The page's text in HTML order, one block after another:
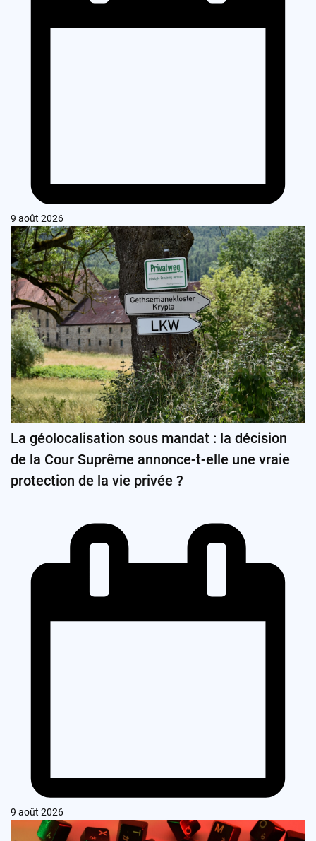
9 août 2026
La géolocalisation sous mandat : la décision
de la Cour Suprême annonce-t-elle une vraie
protection de la vie privée ?
9 août 2026